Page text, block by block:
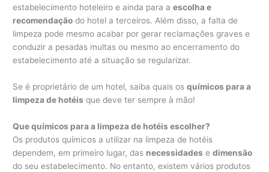
estabelecimento hoteleiro e ainda para aescolha e
recomendação do hotel a terceiros. Além disso, a falta de
limpeza pode mesmo acabar por gerar reclamações graves e
conduzir a pesadas multas ou mesmo ao encerramento do
estabelecimento até a situação se regularizar.
Se é proprietário de um hotel, saiba quais osquímicos para a
limpeza de hotéis que deve ter sempre à mão!
Que químicos para a limpeza de hotéis escolher?
Os produtos químicos a utilizar na limpeza de hotéis
dependem, em primeiro lugar, das necessidades edimensão
do seu estabelecimento. No entanto, existem vários produtos